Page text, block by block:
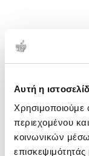
Αυτή η
Χρησιμοποιούμε
περιεχομένου
κοινωνικών